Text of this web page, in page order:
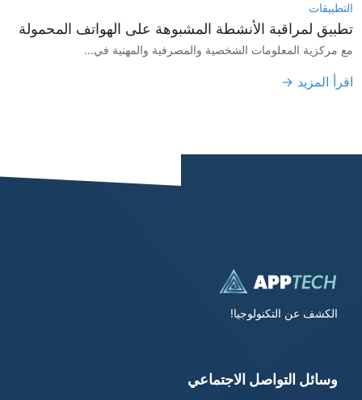
التطبيقات
تطبيق لمراقبة الأنشطة المشبوهة على الهواتف المحمولة
مع مركزية المعلومات الشخصية والمصرفية والمهنية في...
اقرأ المزيد →
الكشف عن التكنولوجيا!
وسائل التواصل الاجتماعي